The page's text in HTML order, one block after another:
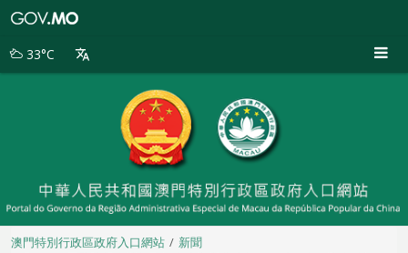
別
33°C
澳門特別行政區政府入口網站
新聞